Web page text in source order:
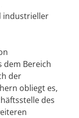
industrieller
dem Bereich
der
obliegt es,
des